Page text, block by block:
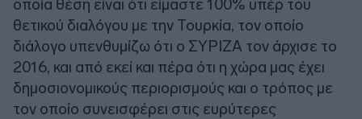
οποία θέση είναι ότι είμαστε 100% υπέρ του
θετικού διαλόγου με την Τουρκία, τον οποίο
διάλογο υπενθυμίζω ότι ο ΣΥΡΙΖΑ τον άρχισε το
2016, και από εκεί και πέρα ότι η χώρα μας έχει
δημοσιονομικούς περιορισμούς και ο τρόπος με
τον οποίο συνεισφέρει στις ευρύτερες